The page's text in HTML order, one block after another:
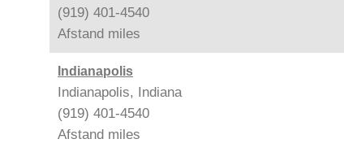
(919) 401-4540
Afstand miles
Indianapolis
Indianapolis, Indiana
(919) 401-4540
Afstand miles